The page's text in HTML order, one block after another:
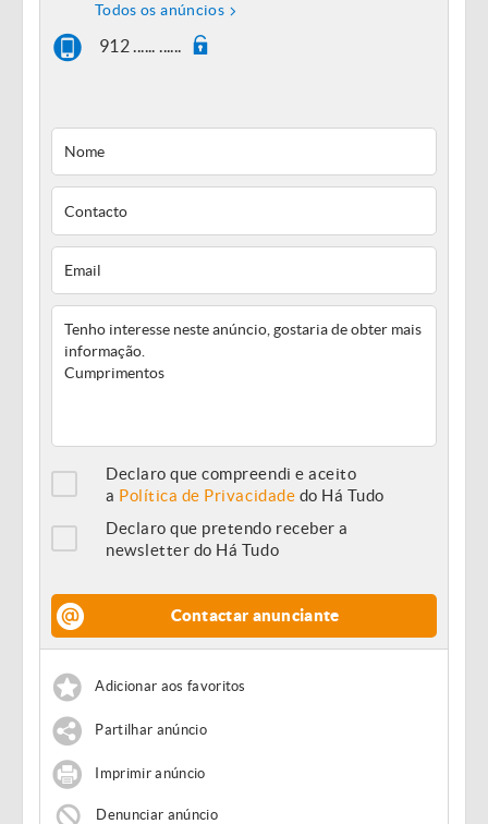
Todos os anúncios
912 ...... ......
Declaro que compreendi e aceito
a Política de Privacidade do Há Tudo
Declaro que pretendo receber a
newsletter do Há Tudo
Contactar anunciante
Adicionar aos favoritos
Partilhar anúncio
Imprimir anúncio
Denunciar anúncio